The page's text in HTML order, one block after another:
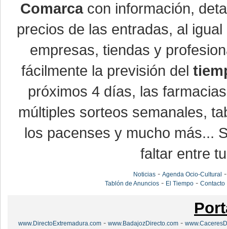
Comarcacon información,
precios de las entradas, al
empresas, tiendas y
fácilmente la previsión del
próximos 4 días, las
múltiples sorteos semanales,
los pacenses y mucho más...
faltar entre
Noticias -Agenda Ocio-Cultural
Tablón de Anuncios - El Tiempo -Contacto
www.DirectoExtremadura.com - www.BadajozDirecto.com -